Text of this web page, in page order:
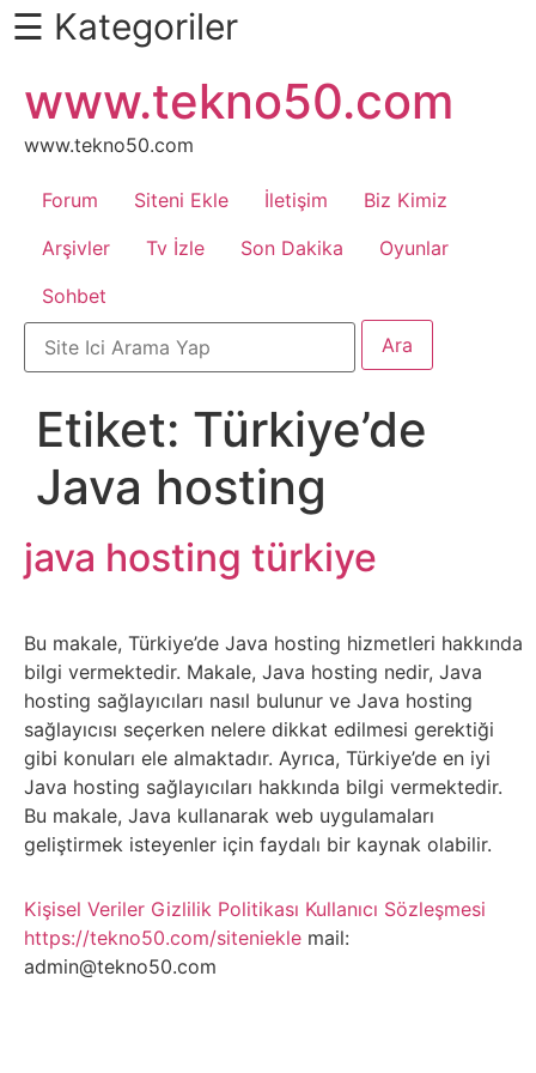
Daha
Fazlası
İçin
Kaydır
Android
Apk
Arabalar
Bankacılık
İşlemleri
Belgesel
Bilgisayar
Bilim
Bitcoin
Bitkiler
Çizgi
Film
☰ Kategoriler
atla
www.tekno50.com
www.tekno50.com
Forum Siteni Ekle İletişim
Biz Kimiz
Arşivler
Tv İzle Son Dakika
Oyunlar
Sohbet
Etiket: Türkiye’de
Java hosting
java hosting türkiye
Bu makale, Türkiye’de Java hosting hizmetleri hakkında
bilgi vermektedir. Makale, Java hosting nedir, Java
hosting sağlayıcıları nasıl bulunur ve Java hosting
sağlayıcısı seçerken nelere dikkat edilmesi gerektiği
gibi konuları ele almaktadır. Ayrıca, Türkiye’de en iyi
Java hosting sağlayıcıları hakkında bilgi vermektedir.
Bu makale, Java kullanarak web uygulamaları
geliştirmek isteyenler için faydalı bir kaynak olabilir.
Kişisel Veriler Gizlilik Politikası Kullanıcı Sözleşmesi
https://tekno50.com/siteniekle mail:
admin@tekno50.com